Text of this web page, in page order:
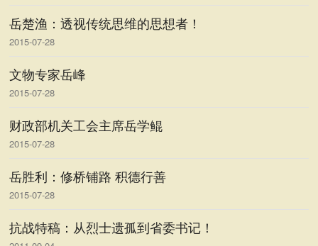
岳楚渔：透视传统思维的思想者！
2015-07-28
文物专家岳峰
2015-07-28
财政部机关工会主席岳学鲲
2015-07-28
岳胜利：修桥铺路 积德行善
2015-07-28
抗战特稿：从烈士遗孤到省委书记！